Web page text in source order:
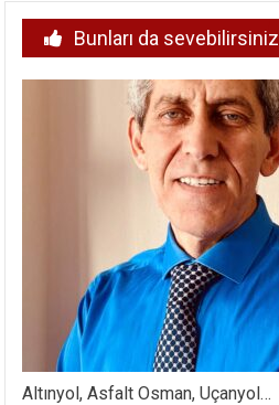
Bunları da sevebilirsiniz
Altınyol, Asfalt Osman, Uçanyol…